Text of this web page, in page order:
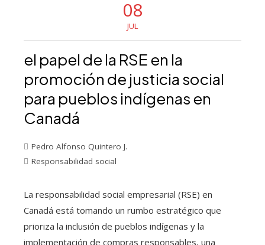
08
JUL
el papel de la RSE en la
promoción de justicia social
para pueblos indígenas en
Canadá
Pedro Alfonso Quintero J.
Responsabilidad social
La responsabilidad social empresarial (RSE) en
Canadá está tomando un rumbo estratégico que
prioriza la inclusión de pueblos indígenas y la
implementación de compras responsables, una